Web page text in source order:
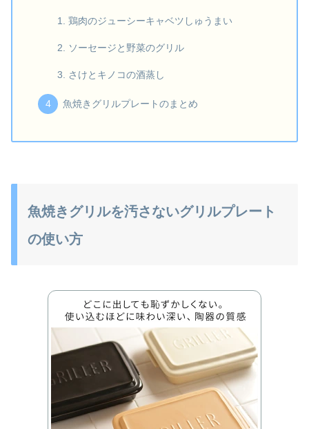
鶏肉のジューシーキャベツしゅうまい
ソーセージと野菜のグリル
さけとキノコの酒蒸し
魚焼きグリルプレートのまとめ
魚焼きグリルを汚さないグリルプレート
の使い方